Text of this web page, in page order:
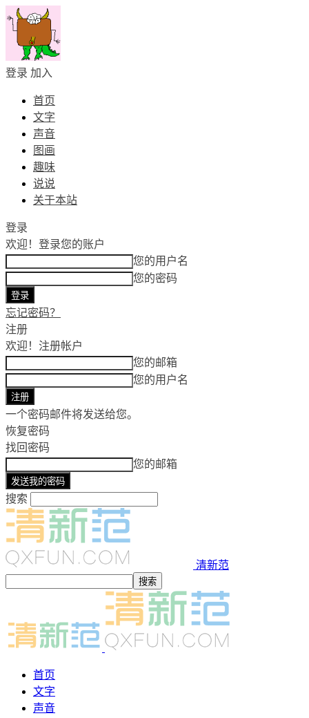
登录 加入
首页
文字
声音
图画
趣味
说说
关于本站
登录
欢迎！ 登录您的账户
您的用户名
您的密码
忘记密码？
注册
欢迎！ 注册帐户
您的邮箱
您的用户名
一个密码邮件将发送给您。
恢复密码
找回密码
您的邮箱
搜索
清新范
首页
文字
声音